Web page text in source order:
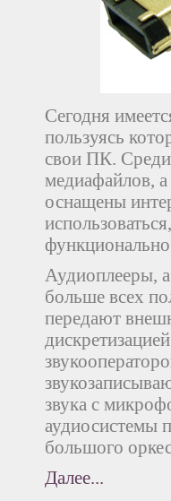
Сегодня
пользуясь
свои ПК. Среди
медиафайлов,
оснащены
Аудиоплееры,
больше всех
передают
звука с
аудиосистемы
большого
Далее...